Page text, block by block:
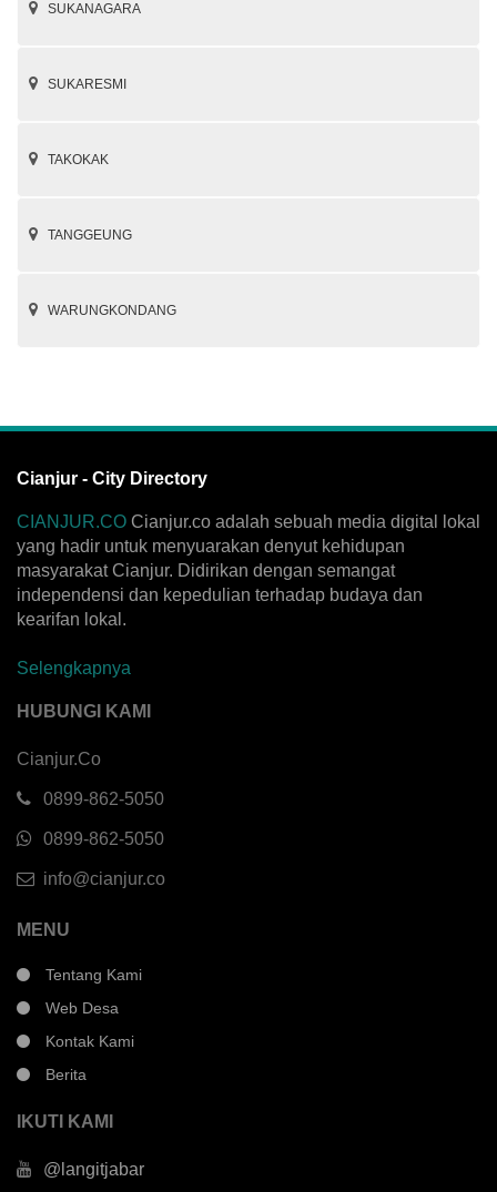
SUKANAGARA
SUKARESMI
TAKOKAK
TANGGEUNG
WARUNGKONDANG
Cianjur - City Directory
CIANJUR.CO Cianjur.co adalah sebuah media digital lokal
yang hadir untuk menyuarakan denyut kehidupan
masyarakat Cianjur. Didirikan dengan semangat
independensi dan kepedulian terhadap budaya dan
kearifan lokal.
Selengkapnya
HUBUNGI KAMI
Cianjur.Co
0899-862-5050
0899-862-5050
info@cianjur.co
MENU
Tentang Kami
Web Desa
Kontak Kami
Berita
IKUTI KAMI
@langitjabar